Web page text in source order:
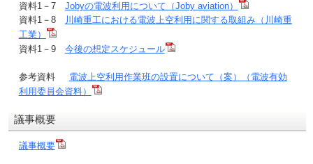
資料1－7 Jobyの電波利用について（Joby aviation）
資料1－8
川崎重工における電波上空利用に関する取組み（川崎重
工業）
資料1－9 今後の想定スケジュール
参考資料 電波上空利用作業班の設置について（案）（電波有効
利用委員会資料）
議事概要
議事概要